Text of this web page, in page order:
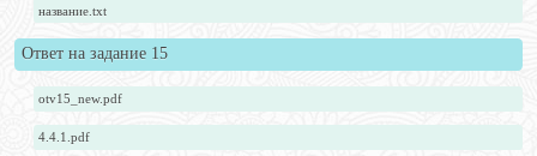
название.txt
Ответ на задание 15
otv15_new.pdf
4.4.1.pdf